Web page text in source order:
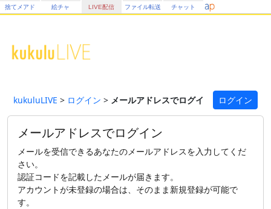
捨てメアド 絵チャ LIVE配信 ファイル転送 チャット
kukuluLIVE > ログイン > メールアドレスでログイン ログイン
メールアドレスでログイン
メールを受信できるあなたのメールアドレスを入力してくだ
さい。
認証コードを記載したメールが届きます。
アカウントが未登録の場合は、そのまま新規登録が可能で
す。